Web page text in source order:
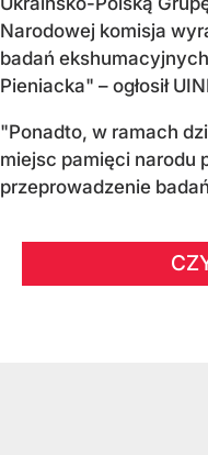
Narodowej komisja
badań
Pieniacka" – ogłosił
"Ponadto, w ramach
miejsc pamięci narodu
przeprowadzenie